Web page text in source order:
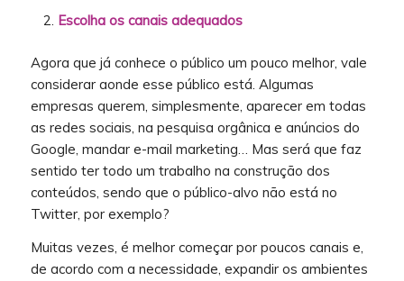
Escolha os canais adequados
Agora que já conhece o público um pouco melhor, vale
considerar aonde esse público está. Algumas
empresas querem, simplesmente, aparecer em todas
as redes sociais, na pesquisa orgânica e anúncios do
Google, mandar e-mail marketing… Mas será que faz
sentido ter todo um trabalho na construção dos
conteúdos, sendo que o público-alvo não está no
Twitter, por exemplo?
Muitas vezes, é melhor começar por poucos canais e,
de acordo com a necessidade, expandir os ambientes